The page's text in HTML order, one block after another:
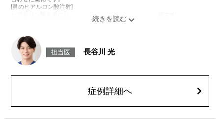
[鼻のヒアルロン酸注射]
ヒアルロン酸を鼻に注入することで、鼻の形を整える施術です。
[鼻中隔下制筋のボトックス注射]
隔下制筋の働きを抑えることで、鼻先を上向きにする施術です。
施術時間：約15分程
リスク、副作用：腫れ、赤み、内出血、痛み、突っ張り感などが生じるこ
とがございます。また、稀にアレルギー、細菌感染症、血管閉塞、頭痛な
は1〜2週間ほどお控えください。ボトックス注入後は男性は3か月、女性
は2か月避妊して頂くようお願いします。
担当医 長谷川 光
症例詳細へ